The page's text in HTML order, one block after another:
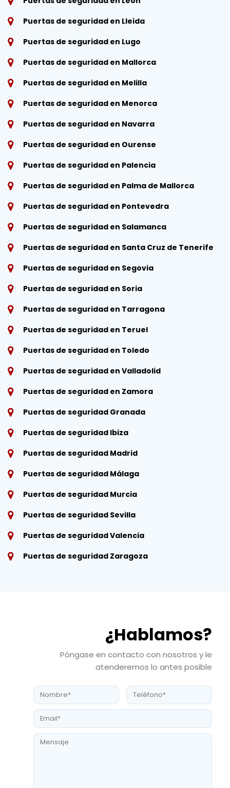
Puertas de seguridad en Lleida
Puertas de seguridad en Lugo
Puertas de seguridad en Mallorca
Puertas de seguridad en Melilla
Puertas de seguridad en Menorca
Puertas de seguridad en Navarra
Puertas de seguridad en Ourense
Puertas de seguridad en Palencia
Puertas de seguridad en Palma de Mallorca
Puertas de seguridad en Pontevedra
Puertas de seguridad en Salamanca
Puertas de seguridad en Santa Cruz de Tenerife
Puertas de seguridad en Segovia
Puertas de seguridad en Soria
Puertas de seguridad en Tarragona
Puertas de seguridad en Teruel
Puertas de seguridad en Toledo
Puertas de seguridad en Valladolid
Puertas de seguridad en Zamora
Puertas de seguridad Granada
Puertas de seguridad Ibiza
Puertas de seguridad Madrid
Puertas de seguridad Málaga
Puertas de seguridad Murcia
Puertas de seguridad Sevilla
Puertas de seguridad Valencia
Puertas de seguridad Zaragoza
¿Hablamos?
Póngase en contacto con nosotros y le
atenderemos lo antes posible